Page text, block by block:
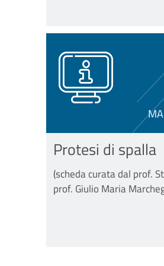
Protesi di spalla
(scheda curata dal prof.
prof. Giulio Maria